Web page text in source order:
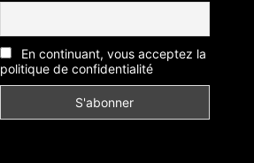
En continuant, vous acceptez la
politique de confidentialité